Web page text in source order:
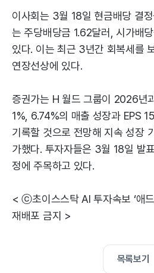
이사회는 3월 18일 현금배당 결
는 주당배당금 1.62달러, 시가배
있다. 이는 최근 3년간 회복세를
연장선상에 있다.
증권가는 H 월드 그룹이 2026년
1%, 6.74%의 매출 성장과 EPS
기록할 것으로 전망해 지속 성장
가했다. 투자자들은 3월 18일 발
정에 주목하고 있다.
< ⓒ초이스스탁 AI 투자속보 ‘애
재배포 금지 >
목록보기